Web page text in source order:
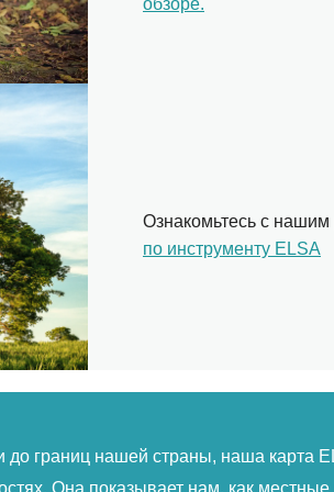
Ознакомьтесь с нашим
по инструменту ELSA
как систематическое
приоритетов при планировании